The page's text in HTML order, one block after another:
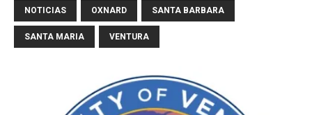
NOTICIAS OXNARD SANTA BARBARA
SANTA MARIA VENTURA